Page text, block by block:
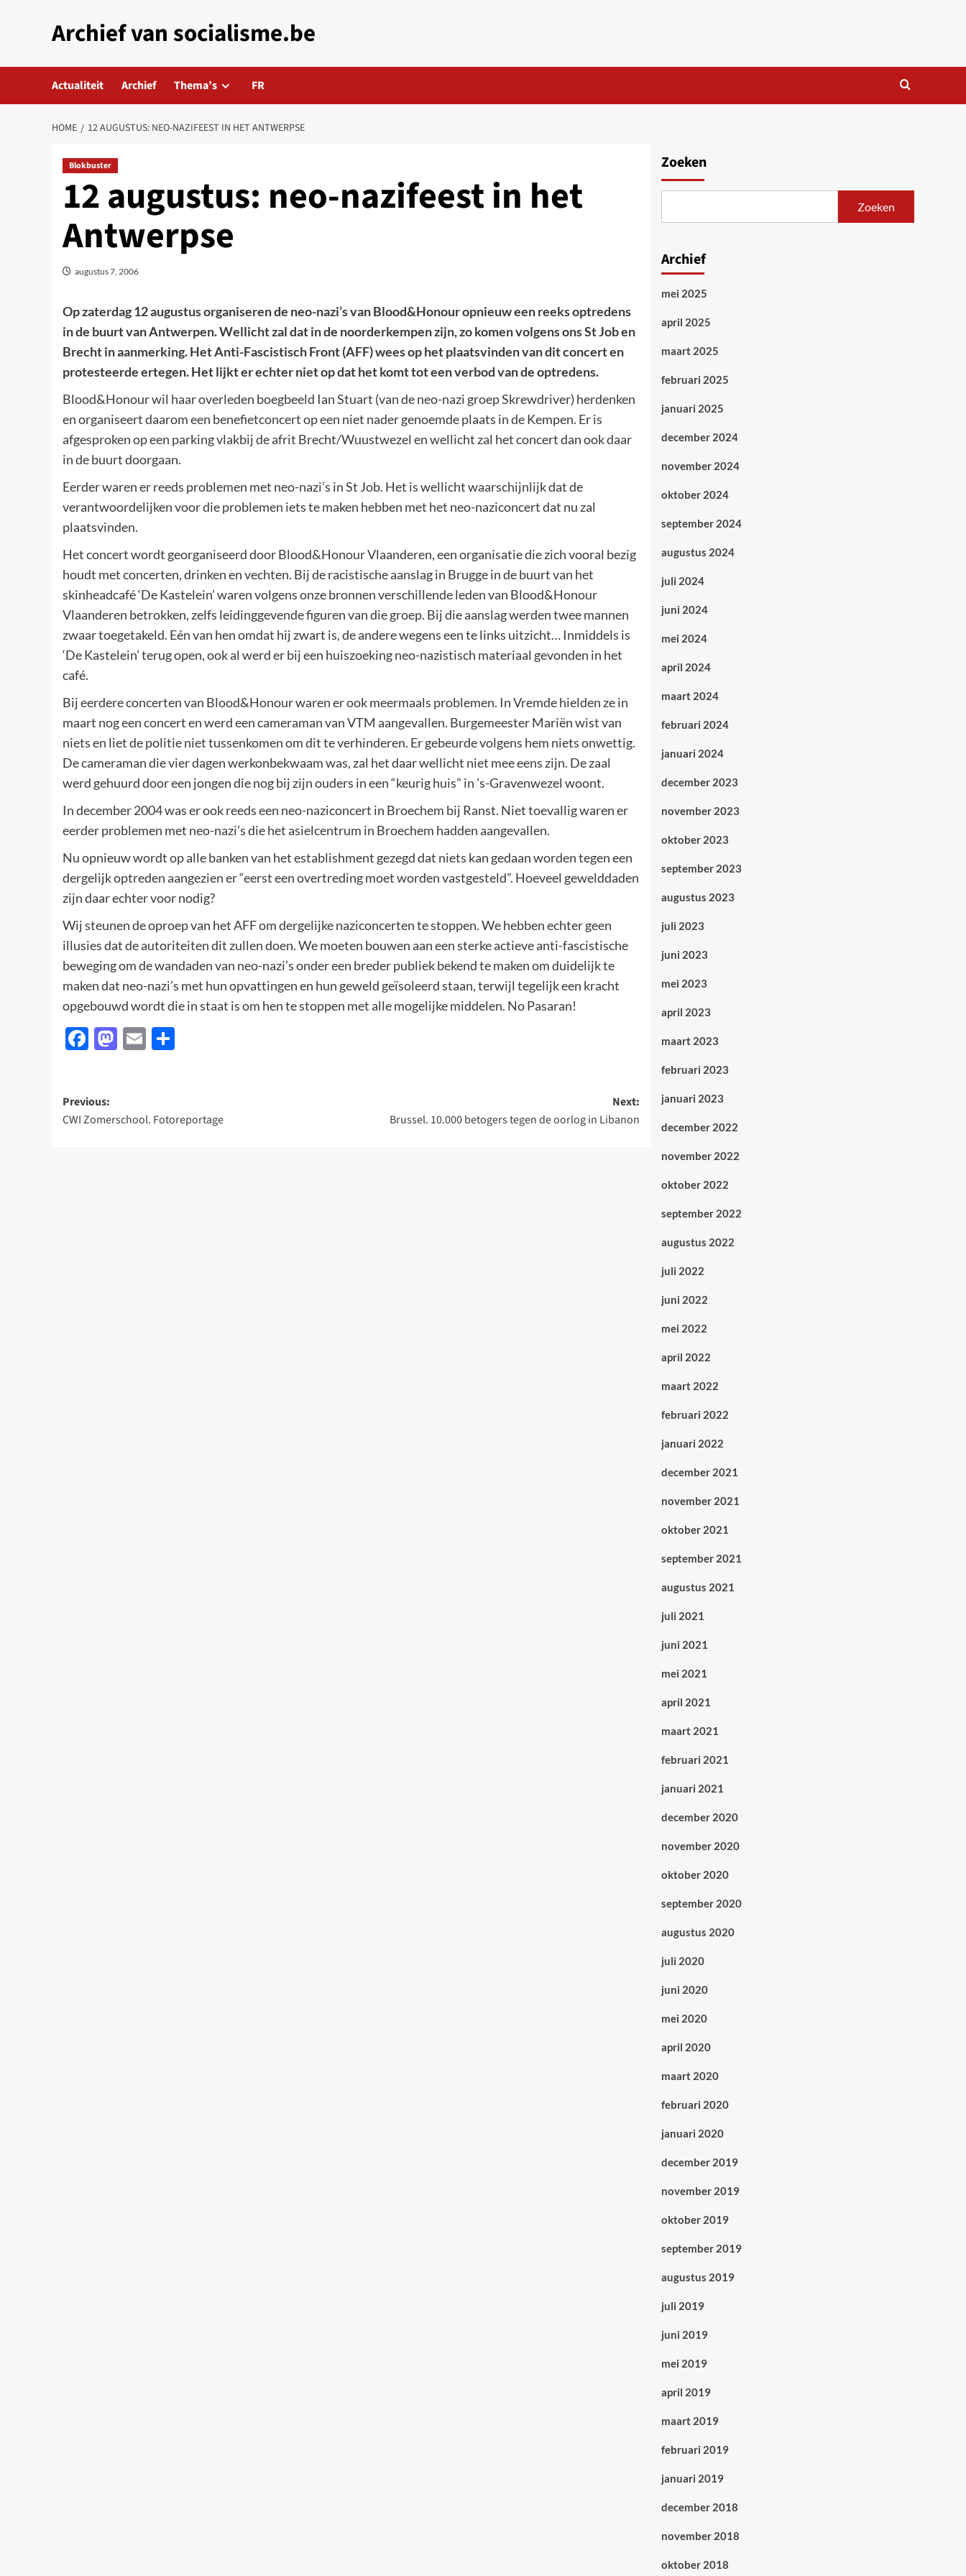
Archief van socialisme.be
Actualiteit Archief Thema’s FR
HOME 12 AUGUSTUS: NEO-NAZIFEEST IN HET ANTWERPSE
Blokbuster
12 augustus: neo-nazifeest in het
Antwerpse
augustus 7, 2006
Op zaterdag 12 augustus organiseren de neo-nazi’s van Blood&Honour opnieuw een reeks optredens
in de buurt van Antwerpen. Wellicht zal dat in de noorderkempen zijn, zo komen volgens ons St Job en
Brecht in aanmerking. Het Anti-Fascistisch Front (AFF) wees op het plaatsvinden van dit concert en
protesteerde ertegen. Het lijkt er echter niet op dat het komt tot een verbod van de optredens.
Blood&Honour wil haar overleden boegbeeld Ian Stuart (van de neo-nazi groep Skrewdriver) herdenken
en organiseert daarom een benefietconcert op een niet nader genoemde plaats in de Kempen. Er is
afgesproken op een parking vlakbij de afrit Brecht/Wuustwezel en wellicht zal het concert dan ook daar
in de buurt doorgaan.
Eerder waren er reeds problemen met neo-nazi’s in St Job. Het is wellicht waarschijnlijk dat de
verantwoordelijken voor die problemen iets te maken hebben met het neo-naziconcert dat nu zal
plaatsvinden.
Het concert wordt georganiseerd door Blood&Honour Vlaanderen, een organisatie die zich vooral bezig
houdt met concerten, drinken en vechten. Bij de racistische aanslag in Brugge in de buurt van het
skinheadcafé ‘De Kastelein’ waren volgens onze bronnen verschillende leden van Blood&Honour
Vlaanderen betrokken, zelfs leidinggevende figuren van die groep. Bij die aanslag werden twee mannen
zwaar toegetakeld. Eén van hen omdat hij zwart is, de andere wegens een te links uitzicht… Inmiddels is
‘De Kastelein’ terug open, ook al werd er bij een huiszoeking neo-nazistisch materiaal gevonden in het
café.
Bij eerdere concerten van Blood&Honour waren er ook meermaals problemen. In Vremde hielden ze in
maart nog een concert en werd een cameraman van VTM aangevallen. Burgemeester Mariën wist van
niets en liet de politie niet tussenkomen om dit te verhinderen. Er gebeurde volgens hem niets onwettig.
De cameraman die vier dagen werkonbekwaam was, zal het daar wellicht niet mee eens zijn. De zaal
werd gehuurd door een jongen die nog bij zijn ouders in een “keurig huis” in ’s-Gravenwezel woont.
In december 2004 was er ook reeds een neo-naziconcert in Broechem bij Ranst. Niet toevallig waren er
eerder problemen met neo-nazi’s die het asielcentrum in Broechem hadden aangevallen.
Nu opnieuw wordt op alle banken van het establishment gezegd dat niets kan gedaan worden tegen een
dergelijk optreden aangezien er “eerst een overtreding moet worden vastgesteld”. Hoeveel gewelddaden
zijn daar echter voor nodig?
Wij steunen de oproep van het AFF om dergelijke naziconcerten te stoppen. We hebben echter geen
illusies dat de autoriteiten dit zullen doen. We moeten bouwen aan een sterke actieve anti-fascistische
beweging om de wandaden van neo-nazi’s onder een breder publiek bekend te maken om duidelijk te
maken dat neo-nazi’s met hun opvattingen en hun geweld geïsoleerd staan, terwijl tegelijk een kracht
opgebouwd wordt die in staat is om hen te stoppen met alle mogelijke middelen. No Pasaran!
Facebook
Mastodon
Email
Post
navigation
Previous:
CWI Zomerschool. Fotoreportage
Next:
Brussel. 10.000 betogers tegen de oorlog in Libanon
Zoeken
Zoeken
Archief
mei 2025
april 2025
maart 2025
februari 2025
januari 2025
december 2024
november 2024
oktober 2024
september 2024
augustus 2024
juli 2024
juni 2024
mei 2024
april 2024
maart 2024
februari 2024
januari 2024
december 2023
november 2023
oktober 2023
september 2023
augustus 2023
juli 2023
juni 2023
mei 2023
april 2023
maart 2023
februari 2023
januari 2023
december 2022
november 2022
oktober 2022
september 2022
augustus 2022
juli 2022
juni 2022
mei 2022
april 2022
maart 2022
februari 2022
januari 2022
december 2021
november 2021
oktober 2021
september 2021
augustus 2021
juli 2021
juni 2021
mei 2021
april 2021
maart 2021
februari 2021
januari 2021
december 2020
november 2020
oktober 2020
september 2020
augustus 2020
juli 2020
juni 2020
mei 2020
april 2020
maart 2020
februari 2020
januari 2020
december 2019
november 2019
oktober 2019
september 2019
augustus 2019
juli 2019
juni 2019
mei 2019
april 2019
maart 2019
februari 2019
januari 2019
december 2018
november 2018
oktober 2018